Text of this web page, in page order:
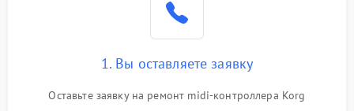
Неисправность подсветки 500 ₽ Подробнее →
1. Вы оставляете заявку
Оставьте заявку на ремонт midi-контроллера Korg